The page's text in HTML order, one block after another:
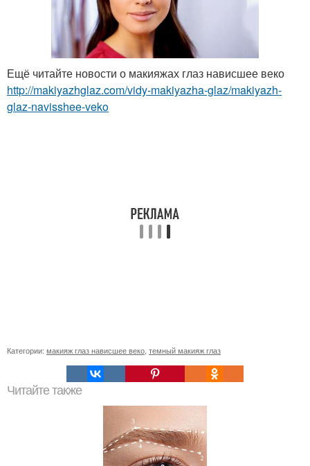
Ещё читайте новости о макияжах глаз нависшее веко
http://makiyazhglaz.com/vidy-makiyazha-glaz/makiyazh-
glaz-navisshee-veko
Категории: макияж глаз нависшее веко темный макияж глаз
Читайте также